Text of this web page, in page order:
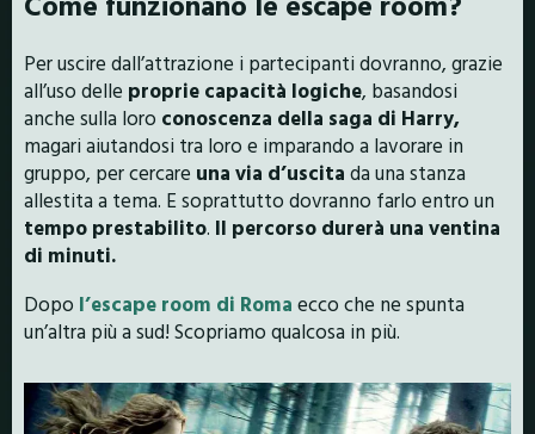
Per uscire dall’attrazione i partecipanti dovranno, grazie
all’uso delle proprie capacità logiche, basandosi
anche sulla loro conoscenza della saga di Harry,
magari aiutandosi tra loro e imparando a lavorare in
gruppo, per cercare una via d’uscita da una stanza
allestita a tema. E soprattutto dovranno farlo entro un
tempo prestabilito. Il percorso durerà una ventina
di minuti.
Dopo l’escape room di Roma ecco che ne spunta
un’altra più a sud! Scopriamo qualcosa in più.